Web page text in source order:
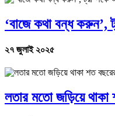
‘বাজে কথা বন্ধ করুন’,
২৭ জুলাই ২০২৫
লতার মতো জড়িয়ে